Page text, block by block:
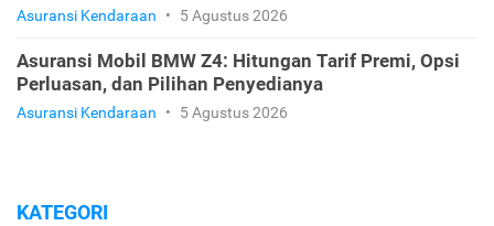
Asuransi Kendaraan • 5 Agustus 2026
Asuransi Mobil BMW Z4: Hitungan Tarif Premi, Opsi
Perluasan, dan Pilihan Penyedianya
Asuransi Kendaraan • 5 Agustus 2026
KATEGORI